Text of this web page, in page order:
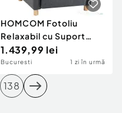
HOMCOM Fotoliu
Relaxabil cu Suport
pentru Picioare și
Arcuri în Saci, Gri Închis
1.439,99 lei
Bucuresti 1 zi în urmă
138